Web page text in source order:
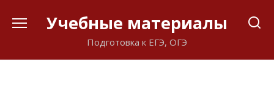
Учебные материалы
Подготовка к ЕГЭ, ОГЭ